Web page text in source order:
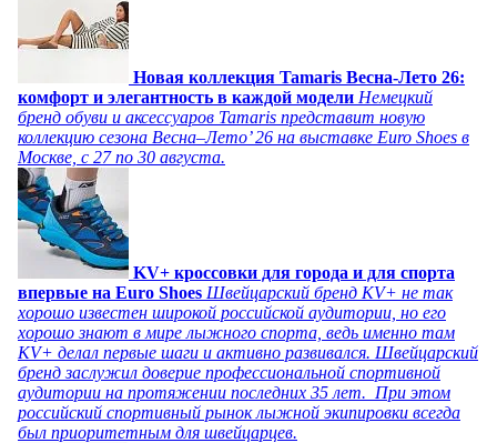
Новая коллекция Tamaris Весна-Лето 26:
комфорт и элегантность в каждой модели Немецкий
бренд обуви и аксессуаров Tamaris представит новую
коллекцию сезона Весна–Лето’ 26 на выставке Euro Shoes в
Москве, с 27 по 30 августа.
KV+ кроссовки для города и для спорта
впервые на Euro Shoes Швейцарский бренд KV+ не так
хорошо известен широкой российской аудитории, но его
хорошо знают в мире лыжного спорта, ведь именно там
KV+ делал первые шаги и активно развивался. Швейцарский
бренд заслужил доверие профессиональной спортивной
аудитории на протяжении последних 35 лет. При этом
российский спортивный рынок лыжной экипировки всегда
был приоритетным для швейцарцев.